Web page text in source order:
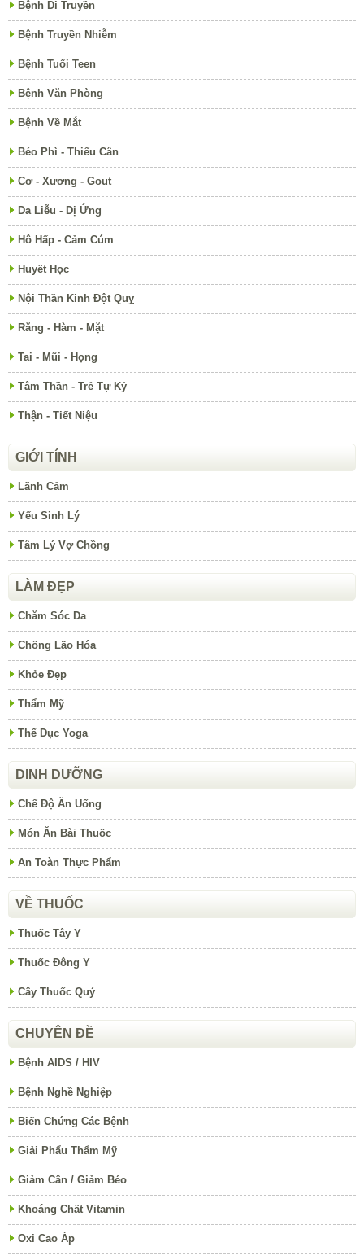
Bệnh Di Truyền
Bệnh Truyền Nhiễm
Bệnh Tuổi Teen
Bệnh Văn Phòng
Bệnh Về Mắt
Béo Phì - Thiếu Cân
Cơ - Xương - Gout
Da Liễu - Dị Ứng
Hô Hấp - Cảm Cúm
Huyết Học
Nội Thần Kinh Đột Quỵ
Răng - Hàm - Mặt
Tai - Mũi - Họng
Tâm Thần - Trẻ Tự Kỷ
Thận - Tiết Niệu
GIỚI TÍNH
Lãnh Cảm
Yếu Sinh Lý
Tâm Lý Vợ Chồng
LÀM ĐẸP
Chăm Sóc Da
Chống Lão Hóa
Khỏe Đẹp
Thẩm Mỹ
Thể Dục Yoga
DINH DƯỠNG
Chế Độ Ăn Uống
Món Ăn Bài Thuốc
An Toàn Thực Phẩm
VỀ THUỐC
Thuốc Tây Y
Thuốc Đông Y
Cây Thuốc Quý
CHUYÊN ĐỀ
Bệnh AIDS / HIV
Bệnh Nghề Nghiệp
Biến Chứng Các Bệnh
Giải Phẩu Thẩm Mỹ
Giảm Cân / Giảm Béo
Khoáng Chất Vitamin
Oxi Cao Áp